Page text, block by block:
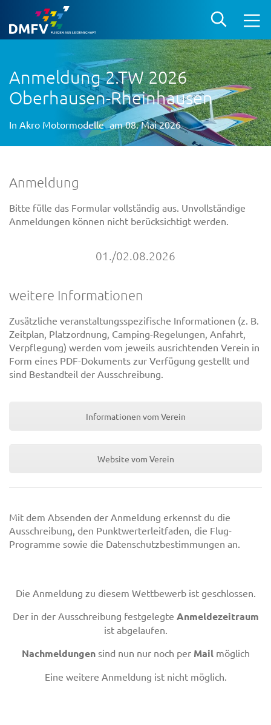
Anmeldung 2.TW 2026
Oberhausen-Rheinhausen
In Akro Motormodelle am 08. Mai 2026
Anmeldung
Bitte fülle das Formular vollständig aus. Unvollständige
Anmeldungen können nicht berücksichtigt werden.
01./02.08.2026
weitere Informationen
Zusätzliche veranstaltungsspezifische Informationen (z. B.
Zeitplan, Platzordnung, Camping-Regelungen, Anfahrt,
Verpflegung) werden vom jeweils ausrichtenden Verein in
Form eines PDF-Dokuments zur Verfügung gestellt und
sind Bestandteil der Ausschreibung.
Informationen vom Verein
Website vom Verein
Mit dem Absenden der Anmeldung erkennst du die
Ausschreibung, den Punktwerterleitfaden, die Flug-
Programme sowie die Datenschutzbestimmungen an.
Die Anmeldung zu diesem Wettbewerb ist geschlossen.
Der in der Ausschreibung festgelegte Anmeldezeitraum
ist abgelaufen.
Nachmeldungensind nun nur noch per Mail möglich
Eine weitere Anmeldung ist nicht möglich.